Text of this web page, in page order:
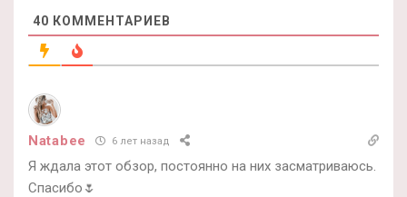
40 КОММЕНТАРИЕВ
Natabee 6 лет назад
Я ждала этот обзор, постоянно на них засматриваюсь.
Спасибо🌷